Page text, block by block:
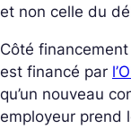
et non celle du
Côté
est financé par
qu’un nouveau
employeur prend